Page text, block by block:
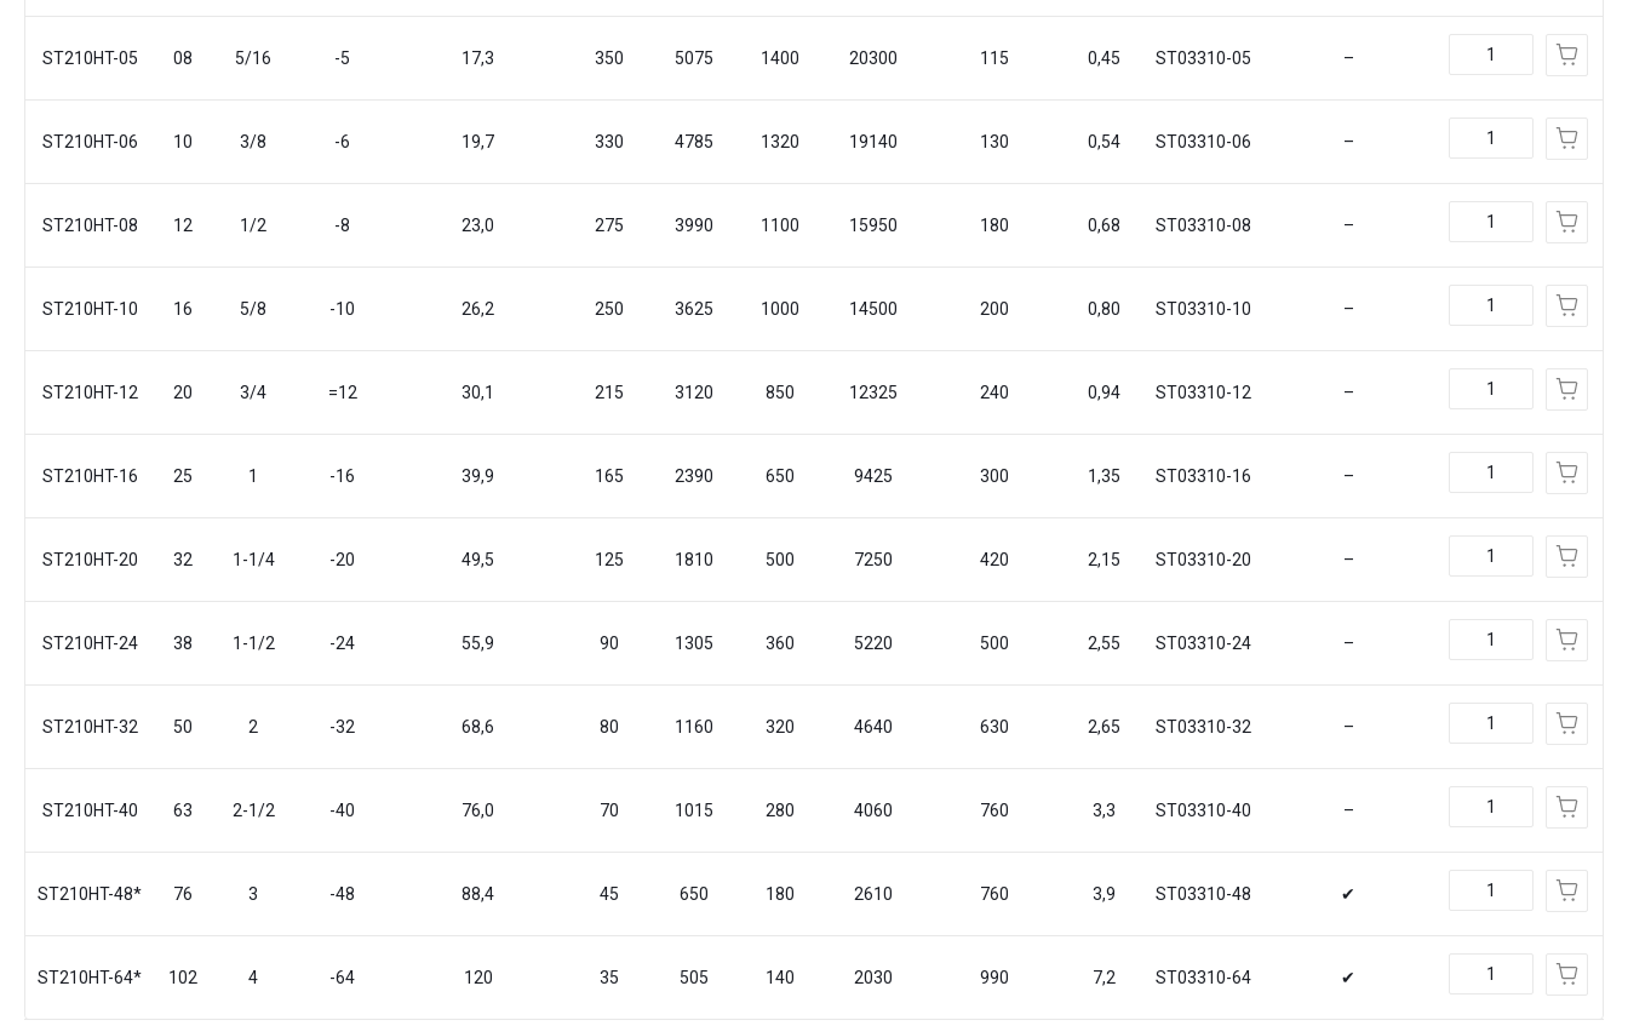
ST210HT-05 08 5/16 -5 17,3 350 5075 1400 20300 115 0,45 ST03310-05 –
ST210HT-06 10 3/8 -6 19,7 330 4785 1320 19140 130 0,54 ST03310-06 –
ST210HT-08 12 1/2 -8 23,0 275 3990 1100 15950 180 0,68 ST03310-08 –
ST210HT-10 16 5/8 -10 26,2 250 3625 1000 14500 200 0,80 ST03310-10 –
ST210HT-12 20 3/4 =12 30,1 215 3120 850 12325 240 0,94 ST03310-12 –
ST210HT-16 25 1 -16 39,9 165 2390 650 9425 300 1,35 ST03310-16 –
ST210HT-20 32 1-1/4 -20 49,5 125 1810 500 7250 420 2,15 ST03310-20 –
ST210HT-24 38 1-1/2 -24 55,9 90 1305 360 5220 500 2,55 ST03310-24 –
ST210HT-32 50 2 -32 68,6 80 1160 320 4640 630 2,65 ST03310-32 –
ST210HT-40 63 2-1/2 -40 76,0 70 1015 280 4060 760 3,3 ST03310-40 –
ST210HT-48* 76 3 -48 88,4 45 650 180 2610 760 3,9 ST03310-48 ✔
ST210HT-64* 102 4 -64 120 35 505 140 2030 990 7,2 ST03310-64 ✔